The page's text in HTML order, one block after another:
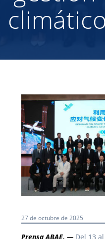
27 de octubre de 2025
Prensa ABAE. — Del 13